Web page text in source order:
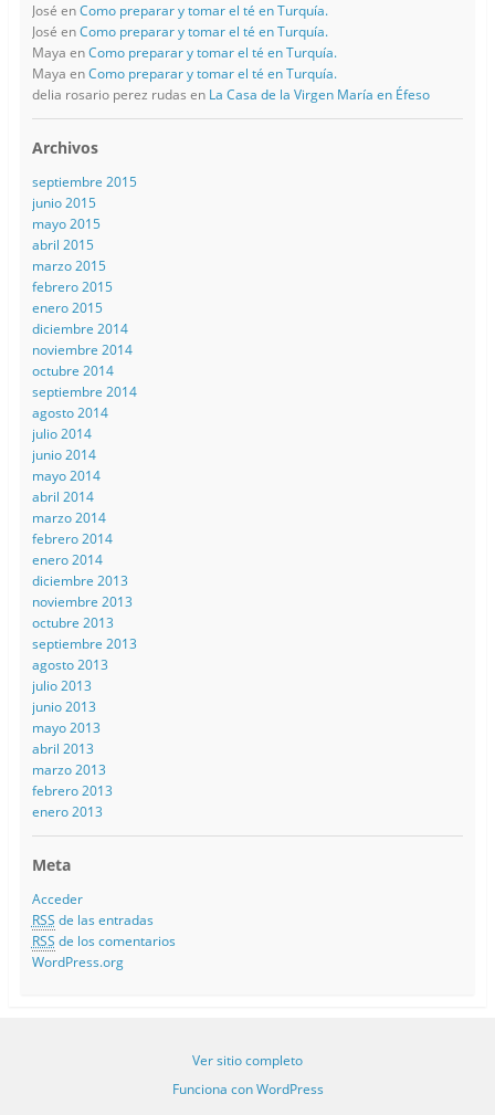
José enComo preparar y tomar el té en Turquía.
José enComo preparar y tomar el té en Turquía.
Maya enComo preparar y tomar el té en Turquía.
Maya enComo preparar y tomar el té en Turquía.
delia rosario perez rudas en La Casa de la Virgen María en Éfeso
Archivos
septiembre 2015
junio 2015
mayo 2015
abril 2015
marzo 2015
febrero 2015
enero 2015
diciembre 2014
noviembre 2014
octubre 2014
septiembre 2014
agosto 2014
julio 2014
junio 2014
mayo 2014
abril 2014
marzo 2014
febrero 2014
enero 2014
diciembre 2013
noviembre 2013
octubre 2013
septiembre 2013
agosto 2013
julio 2013
junio 2013
mayo 2013
abril 2013
marzo 2013
febrero 2013
enero 2013
Meta
Acceder
RSS de las entradas
RSS de los comentarios
WordPress.org
Ver sitio completo
Funciona con WordPress